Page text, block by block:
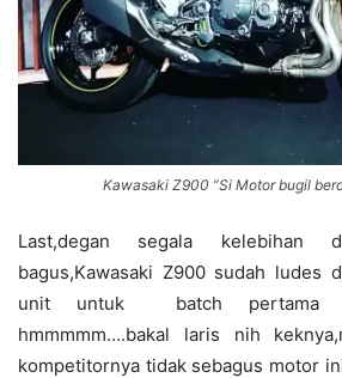
Kawasaki Z900 ”Si Motor bugil
Last,degan segala kelebihan
bagus,Kawasaki Z900 sudah ludes
unit untuk batch pertama
hmmmmm….bakal laris nih
kompetitornya tidak sebagus motor